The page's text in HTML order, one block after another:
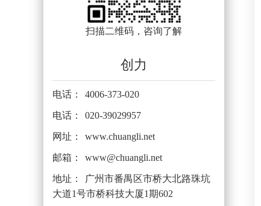
扫描二维码，咨询了解
创力
电话： 4006-373-020
电话： 020-39029957
网址： www.chuangli.net
邮箱： www@chuangli.net
地址：
广州市番禺区市桥大北路珠坑
大道1号市桥科技大厦1期602